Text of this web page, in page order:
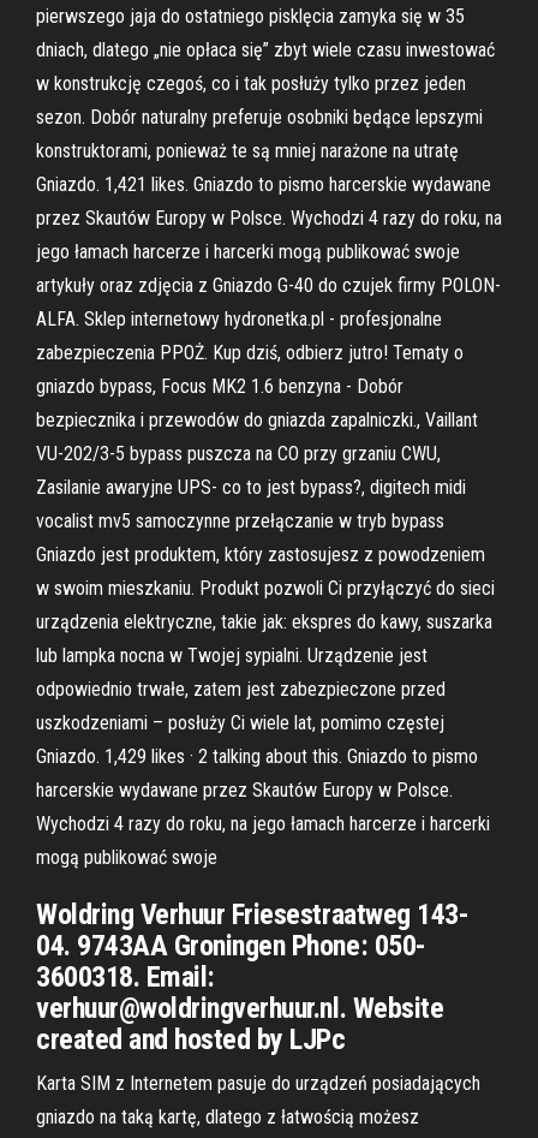
pierwszego jaja do ostatniego pisklęcia zamyka się w 35
dniach, dlatego „nie opłaca się” zbyt wiele czasu inwestować
w konstrukcję czegoś, co i tak posłuży tylko przez jeden
sezon. Dobór naturalny preferuje osobniki będące lepszymi
konstruktorami, ponieważ te są mniej narażone na utratę
Gniazdo. 1,421 likes. Gniazdo to pismo harcerskie wydawane
przez Skautów Europy w Polsce. Wychodzi 4 razy do roku, na
jego łamach harcerze i harcerki mogą publikować swoje
artykuły oraz zdjęcia z Gniazdo G-40 do czujek firmy POLON-
ALFA. Sklep internetowy hydronetka.pl - profesjonalne
zabezpieczenia PPOŻ. Kup dziś, odbierz jutro! Tematy o
gniazdo bypass, Focus MK2 1.6 benzyna - Dobór
bezpiecznika i przewodów do gniazda zapalniczki., Vaillant
VU-202/3-5 bypass puszcza na CO przy grzaniu CWU,
Zasilanie awaryjne UPS- co to jest bypass?, digitech midi
vocalist mv5 samoczynne przełączanie w tryb bypass
Gniazdo jest produktem, który zastosujesz z powodzeniem
w swoim mieszkaniu. Produkt pozwoli Ci przyłączyć do sieci
urządzenia elektryczne, takie jak: ekspres do kawy, suszarka
lub lampka nocna w Twojej sypialni. Urządzenie jest
odpowiednio trwałe, zatem jest zabezpieczone przed
uszkodzeniami – posłuży Ci wiele lat, pomimo częstej
Gniazdo. 1,429 likes · 2 talking about this. Gniazdo to pismo
harcerskie wydawane przez Skautów Europy w Polsce.
Wychodzi 4 razy do roku, na jego łamach harcerze i harcerki
mogą publikować swoje
Woldring Verhuur Friesestraatweg 143-
04. 9743AA Groningen Phone: 050-
3600318. Email:
verhuur@woldringverhuur.nl. Website
created and hosted by LJPc
Karta SIM z Internetem pasuje do urządzeń posiadających
gniazdo na taką kartę, dlatego z łatwością możesz